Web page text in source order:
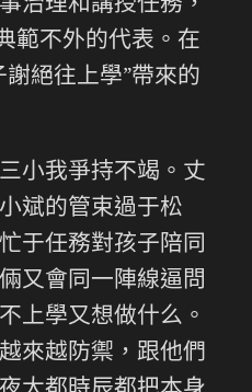
治理和講授任務，
範不外的代表。在
絕往上學”帶來的
小我爭持不竭。丈
斌的管束過于松
于任務對孩子陪同
又會同一陣線逼問
上學又想做什么。
來越防禦，跟他們